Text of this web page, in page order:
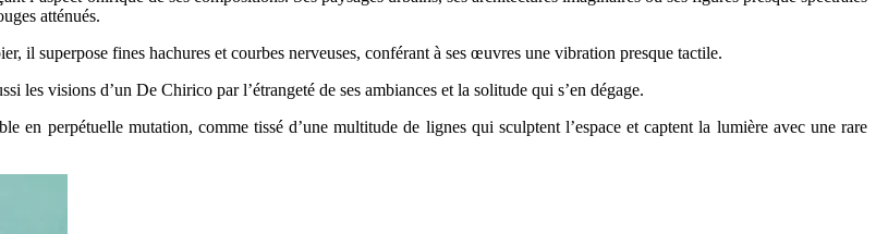
atténués.
il superpose fines hachures et courbes nerveuses, conférant à ses œuvres une vibration presque tactile.
les visions d’un De Chirico par l’étrangeté de ses ambiances et la solitude qui s’en dégage.
en perpétuelle mutation, comme tissé d’une multitude de lignes qui sculptent l’espace et captent la lumière avec une rare